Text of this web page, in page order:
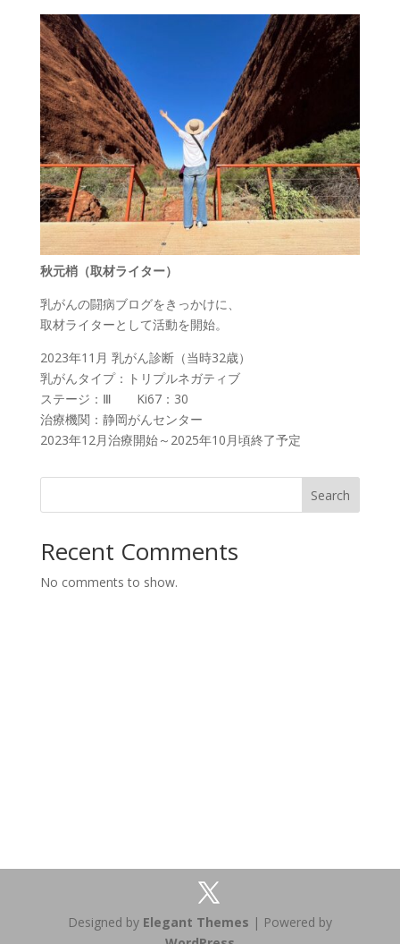
秋元梢（取材ライター）
乳がんの闘病ブログをきっかけに、
取材ライターとして活動を開始。
2023年11月 乳がん診断（当時32歳）
乳がんタイプ：トリプルネガティブ
ステージ：Ⅲ Ki67：30
治療機関：静岡がんセンター
2023年12月治療開始～2025年10月頃終了予定
Search
Recent Comments
No comments to show.
Designed by Elegant Themes | Powered by